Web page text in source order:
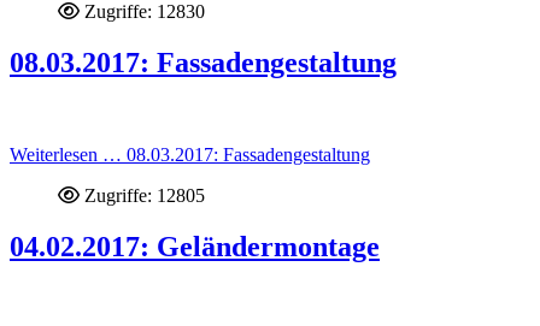
Zugriffe: 12830
08.03.2017: Fassadengestaltung
Weiterlesen … 08.03.2017: Fassadengestaltung
Zugriffe: 12805
04.02.2017: Geländermontage